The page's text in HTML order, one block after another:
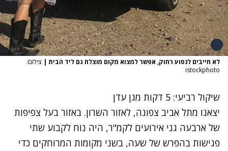
לא חייבים לנסוע רחוק, אפשר למצוא מקום מוצלח גם ליד הבית | צילום:
istockphoto
שיקול רביעי: 5 דקות מגן עדן
יצאנו מתל אביב צפונה, לאזור השרון. באזור בעל צפיפות
של ארבעה גני אירועים לקמ"ר, היה נוח לקבוע שתי
פגישות בהפרש של שעה, בשני מקומות המרוחקים כדי